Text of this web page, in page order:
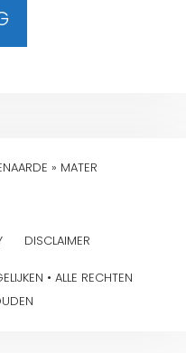
» MATER
DISCLAIMER
• ALLE RECHTEN